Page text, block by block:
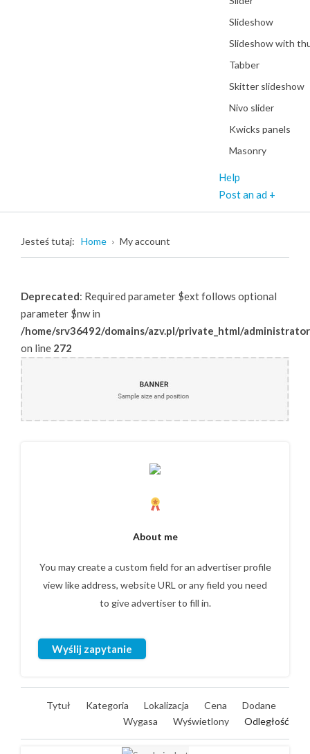
Slideshow
Slideshow with
Tabber
Skitter slideshow
Nivo slider
Kwicks panels
Masonry
Help
Post an ad +
Jesteś tutaj: Home My account
Deprecated: Required parameter $ext follows optional
parameter $nw in
/home/srv36492/domains/azv.pl/private_html/
on line 272
About me
You may create a custom field for an advertiser profile
view like address, website URL or any field you need
to give advertiser to fill in.
Wyślij zapytanie
Imię i Nazwisko
Email
Wiadomość
Wyślij
Tytuł Kategoria Lokalizacja Cena
Dodane
Wygasa
Wyświetlony Odległość